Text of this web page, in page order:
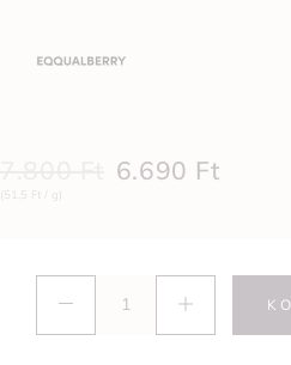
6.690 Ft
(51,5 Ft / g)